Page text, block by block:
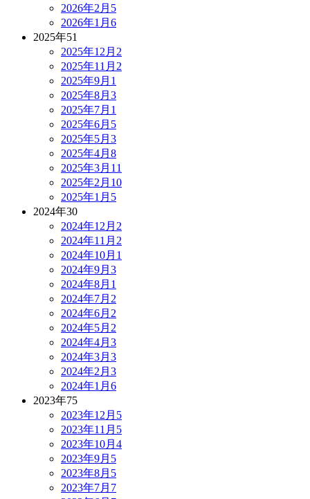
2026年2月 5
2026年1月 6
2025年51
2025年12月 2
2025年11月 2
2025年9月 1
2025年8月 3
2025年7月 1
2025年6月 5
2025年5月 3
2025年4月 8
2025年3月 11
2025年2月 10
2025年1月 5
2024年30
2024年12月 2
2024年11月 2
2024年10月 1
2024年9月 3
2024年8月 1
2024年7月 2
2024年6月 2
2024年5月 2
2024年4月 3
2024年3月 3
2024年2月 3
2024年1月 6
2023年75
2023年12月 5
2023年11月 5
2023年10月 4
2023年9月 5
2023年8月 5
2023年7月 7